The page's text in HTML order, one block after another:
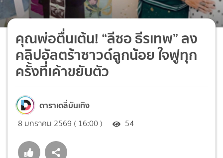
คุณพ่อตื่นเต้น! “ลีซอ ธีรเทพ” ลง
คลิปอัลตร้าซาวด์ลูกน้อย ใจฟูทุก
ครั้งที่เค้าขยับตัว
ดาราเดลี่บันเทิง
8 มกราคม 2569 ( 16:00 ) 54